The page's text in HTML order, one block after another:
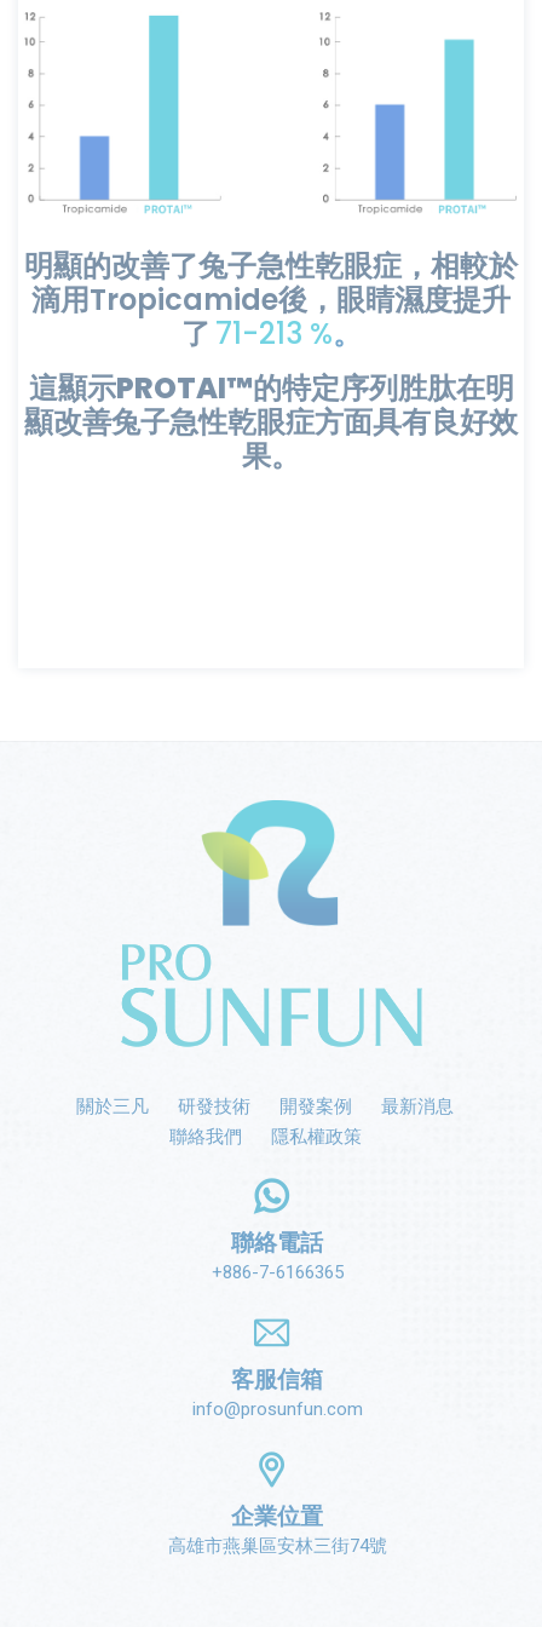
明顯的改善了兔子急性乾眼症，相較於
滴用Tropicamide後，眼睛濕度提升
了 71-213 %。
這顯示PROTAI™的特定序列胜肽在明
顯改善兔子急性乾眼症方面具有良好效
果。
關於三凡 研發技術 開發案例
最新消息
聯絡我們
隱私權政策
聯絡電話
+886-7-6166365
客服信箱
info@prosunfun.com
企業位置
高雄市燕巢區安林三街74號